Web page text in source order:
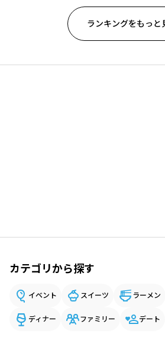
ランキングをもっと
カテゴリから探す
イベント スイーツ ラーメン
ディナー ファミリー デート